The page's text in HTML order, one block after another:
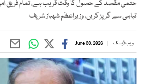
حتمی مقصد کے حصول کا وقت قریب ہے، تمام فریق امن
تباہی سے گریز کریں، وزیراعظم شہباز شریف
ویب ڈیسک June 08, 2026